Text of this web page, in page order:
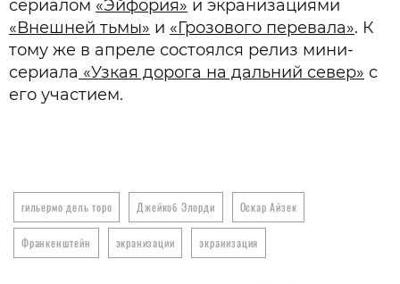
сериалом «Эйфория» и экранизациями
«Внешней тьмы» и «Грозового перевала». К
тому же в апреле состоялся релиз мини-
сериала «Узкая дорога на дальний север» с
его участием.
гильермо дель торо Джейкоб Элорди Оскар Айзек
Франкенштейн экранизации экранизация